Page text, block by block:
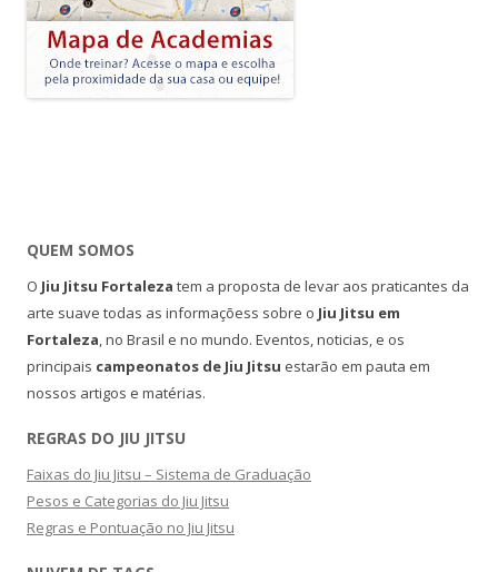
QUEM SOMOS
O Jiu Jitsu Fortaleza tem a proposta de levar aos praticantes da
arte suave todas as informaçõess sobre o Jiu Jitsu em
Fortaleza, no Brasil e no mundo. Eventos, noticias, e os
principais campeonatos de Jiu Jitsu estarão em pauta em
nossos artigos e matérias.
REGRAS DO JIU JITSU
Faixas do Jiu Jitsu – Sistema de Graduação
Pesos e Categorias do Jiu Jitsu
Regras e Pontuação no Jiu Jitsu